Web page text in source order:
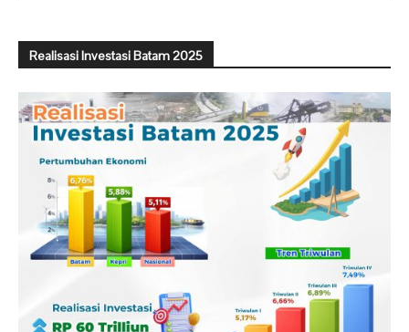
Realisasi Investasi Batam 2025